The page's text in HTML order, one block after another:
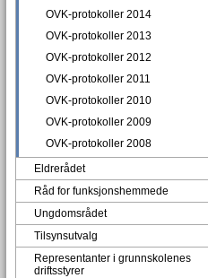
OVK-protokoller 2014
OVK-protokoller 2013
OVK-protokoller 2012
OVK-protokoller 2011
OVK-protokoller 2010
OVK-protokoller 2009
OVK-protokoller 2008
Eldrerådet
Råd for funksjonshemmede
Ungdomsrådet
Tilsynsutvalg
Representanter i grunnskolenes
driftsstyrer